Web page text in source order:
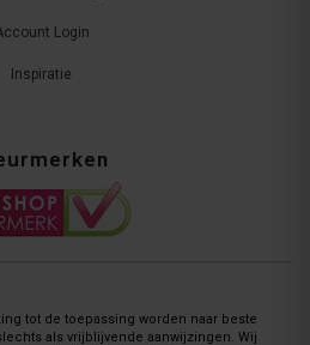
Login
Inspiratie
tot de toepassing worden naar beste
als vrijblijvende aanwijzingen. Wij